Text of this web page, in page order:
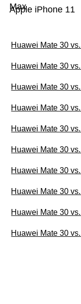
Apple iPhone 11
Max
Huawei Mate 30
Huawei Mate 30
Huawei Mate 30
Huawei Mate 30
Huawei Mate 30
Huawei Mate 30
Huawei Mate 30
Huawei Mate 30
Huawei Mate 30
Huawei Mate 30